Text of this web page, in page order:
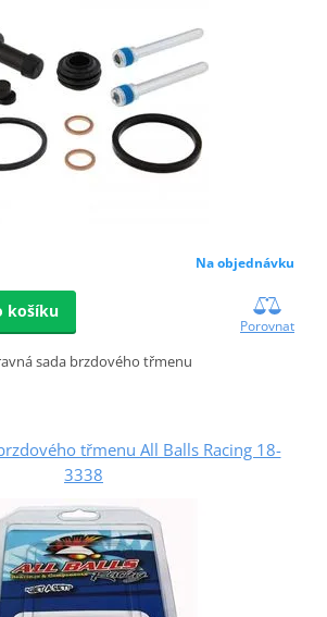
Na objednávku
košíku
Porovnat
sada brzdového třmenu
třmenu All Balls Racing 18-
3338